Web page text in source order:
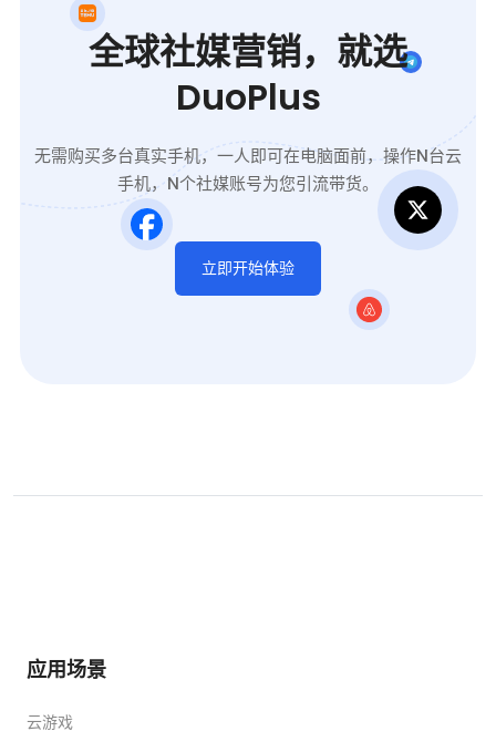
全球社媒营销，就选
DuoPlus
无需购买多台真实手机，一人即可在电脑面前，操作N台云
手机，N个社媒账号为您引流带货。
立即开始体验
应用场景
云游戏